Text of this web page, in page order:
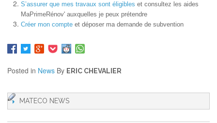
S’assurer que mes travaux sont éligibles et consultez les aides
MaPrimeRénov' auxquelles je peux prétendre
Créer mon compte et déposer ma demande de subvention
Posted in News By ERIC CHEVALIER
MATECO NEWS